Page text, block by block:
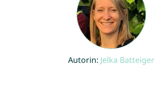
Autorin: Jelka Batteiger